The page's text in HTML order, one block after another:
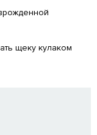
щеку кулаком